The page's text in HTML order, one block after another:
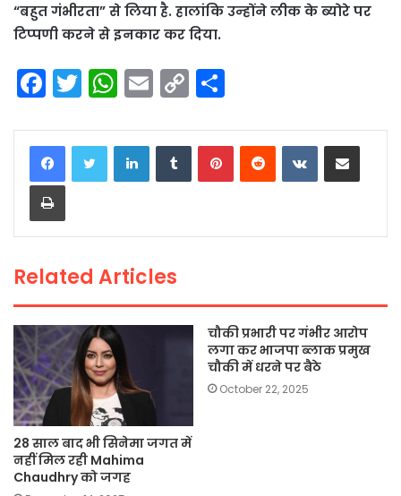
“बहुत गंभीरता” से लिया है. हालांकि उन्होंने लीक के ब्योरे पर
टिप्पणी करने से इनकार कर दिया.
F
a
c
e
b
o
k
T
w
itt
er
W
h
a
ts
p
E
m
ai
C
o
p
n
ar
LinkedInTumblrPinterestReddit VKontakteShare via Email
Print
Related Articles
28 साल बाद भी सिनेमा जगत में
नहीं मिल रही Mahima
Chaudhry को जगह
चौकी प्रभारी पर गंभीर आरोप
लगा कर भाजपा ब्लाक प्रमुख
चौकी में धरने पर बैठे
October 22, 2025